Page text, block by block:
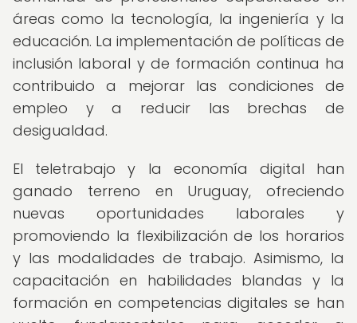
áreas como la tecnología, la ingeniería y la
educación. La implementación de políticas de
inclusión laboral y de formación continua ha
contribuido a mejorar las condiciones de
empleo y a reducir las brechas de
desigualdad.
El teletrabajo y la economía digital han
ganado terreno en Uruguay, ofreciendo
nuevas oportunidades laborales y
promoviendo la flexibilización de los horarios
y las modalidades de trabajo. Asimismo, la
capacitación en habilidades blandas y la
formación en competencias digitales se han